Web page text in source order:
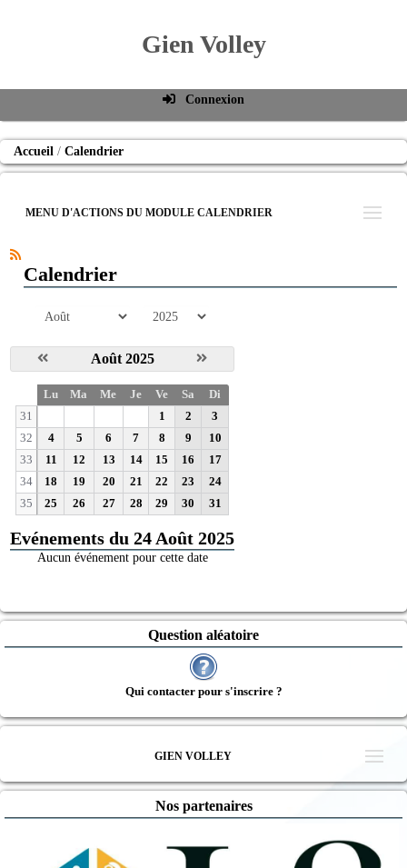
Gien Volley
Connexion
Identifiant de connexion
Mot de passe oublié
Question aléatoire
Qui contacter pour s'inscrire ?
GIEN VOLLEY
Accueil Calendrier
MENU D'ACTIONS DU MODULE CALENDRIER
Calendrier
mois année
Août 2025
e
Lu Ma Me Je Ve Sa
Di
31
1 2
3
32
4 5 6 7 8 9
10
33
11 12 13 14 15 16
17
34
18 19 20 21 22 23
24
35
25 26 27 28 29 30 31
Evénements du 24 Août 2025
Aucun événement pour cette date
Nos partenaires